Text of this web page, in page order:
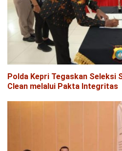
Polda Kepri Tegaskan Seleksi
Clean melalui Pakta Integritas